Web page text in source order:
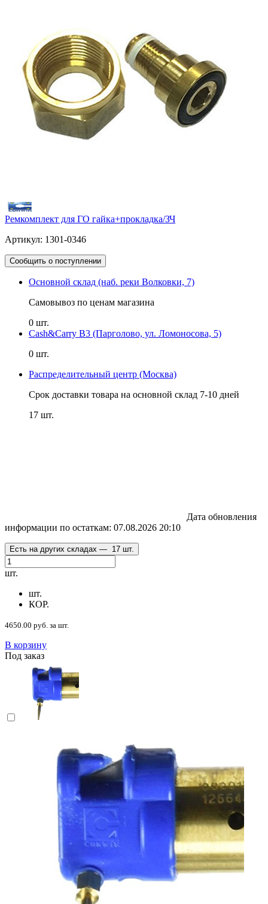
Ремкомплект для ГО гайка+прокладка/ЗЧ
Артикул: 1301-0346
Сообщить о поступлении
Основной склад (наб. реки Волковки, 7)
Самовывоз по ценам магазина
0 шт.
Cash&Carry B3 (Парголово, ул. Ломоносова, 5)
0 шт.
Распределительный центр (Москва)
Срок доставки товара на основной склад 7-10 дней
17 шт.
Дата обновления
информации по остаткам: 07.08.2026 20:10
Есть на других складах — 17 шт.
шт.
шт.
КОР.
4650.00 руб. за шт.
В корзину
Под заказ